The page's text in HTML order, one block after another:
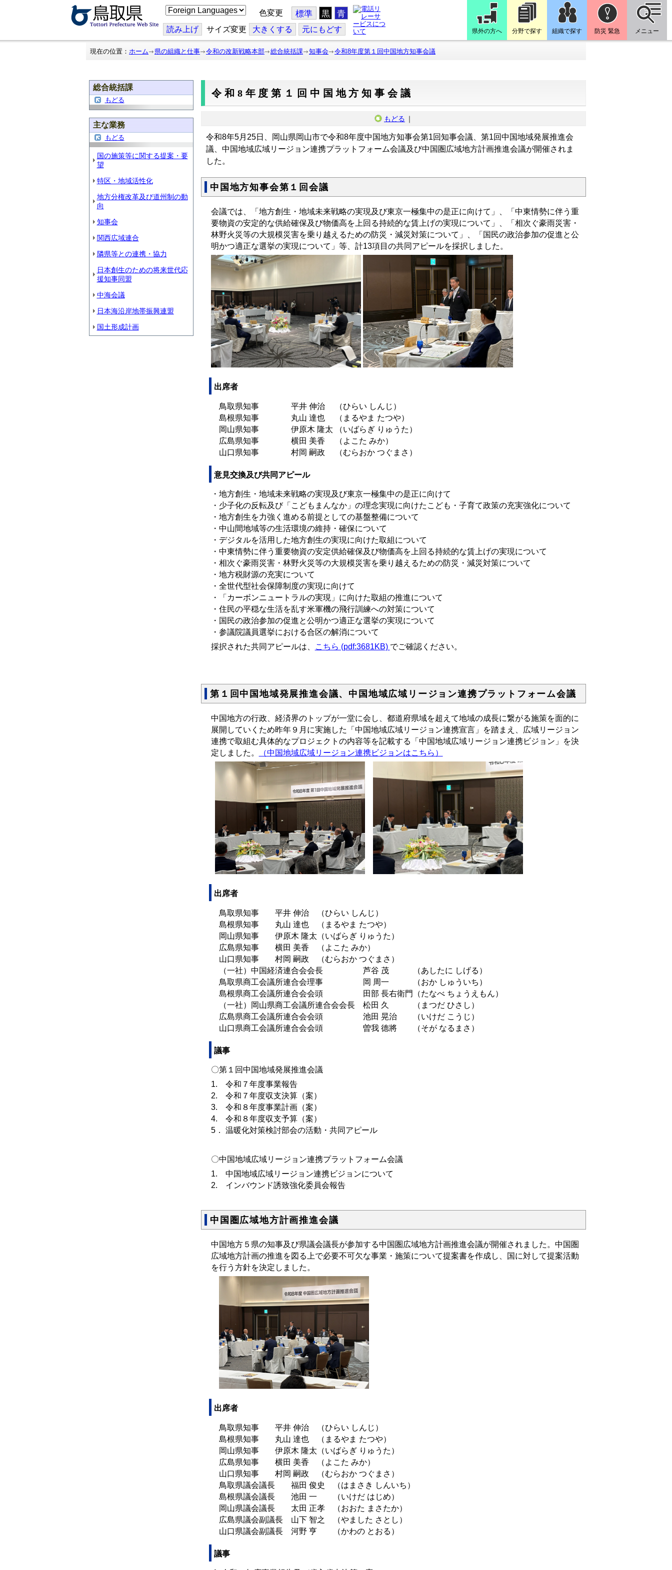
こ
の
ジ
を
翻
色変更 標準 黒 青
読み上げ サイズ変更 大きくする 元にもどす 県外の方へ 分野で探す 組織で探す 防災 緊急 メニュー
現在の位置： ホーム 県の組織と仕事 令和の改新戦略本部 総合統括課 知事会 令和8年度第１回中国地方知事会議
総合統括課
もどる
主な業務
もどる
国の施策等に関する提案・要
望
特区・地域活性化
地方分権改革及び道州制の動
向
知事会
関西広域連合
隣県等との連携・協力
日本創生のための将来世代応
援知事同盟
中海会議
日本海沿岸地帯振興連盟
国土形成計画
令和8年度第１回中国地方知事会議
もどる ｜
令和8年5月25日、岡山県岡山市で令和8年度中国地方知事会第1回知事会議、第1回中国地域発展推進会
議、中国地域広域リージョン連携プラットフォーム会議及び中国圏広域地方計画推進会議が開催されま
した。
中国地方知事会第１回会議
会議では、「 地方創生・地域未来戦略の実現及び東京一極集中の是正に向けて 」、「 中東情勢に伴う重
要物資の安定的な供給確保及び物価高を上回る持続的な賃上げの実現について 」、「相次ぐ豪雨災害・
林野火災等の大規模災害を乗り越えるための防災・減災対策について」、「国民の政治参加の促進と公
明かつ適正な選挙の実現について」等、計13項目の共同アピールを採択しました。
出席者
鳥取県知事 平井 伸治 （ひらい しんじ）
島根県知事 丸山 達也 （まるやま たつや）
岡山県知事 伊原木 隆太 （いばらぎ りゅうた）
広島県知事 横田 美香 （よこた みか）
山口県知事 村岡 嗣政 （むらおか つぐまさ）
意見交換及び共同アピール
・地方創生・地域未来戦略の実現及び東京一極集中の是正に向けて
・少子化の反転及び「こどもまんなか」の理念実現に向けたこども・子育て政策の充実強化について
・地方創生を力強く進める前提としての基盤整備について
・中山間地域等の生活環境の維持・確保について
・デジタルを活用した地方創生の実現に向けた取組について
・中東情勢に伴う重要物資の安定供給確保及び物価高を上回る持続的な賃上げの実現について
・相次ぐ豪雨災害・林野火災等の大規模災害を乗り越えるための防災・減災対策について
・地方税財源の充実について
・全世代型社会保障制度の実現に向けて
・「カーボンニュートラルの実現」に向けた取組の推進について
・住民の平穏な生活を乱す米軍機の飛行訓練への対策について
・国民の政治参加の促進と公明かつ適正な選挙の実現について
・参議院議員選挙における合区の解消について
採択された共同アピールは、
こちら (pdf:3681KB) でご確認ください。
第１回中国地域発展推進会議、中国地域広域リージョン連携プラットフォーム会議
中国地方の行政、経済界のトップが一堂に会し、都道府県域を超えて地域の成長に繋がる施策を面的に
展開していくため昨年９月に実施した「中国地域広域リージョン連携宣言」を踏まえ、広域リージョン
連携で取組む具体的なプロジェクトの内容等を記載する「中国地域広域リージョン連携ビジョン」を決
定しました。
（中国地域広域リージョン連携ビジョンはこちら）
出席者
鳥取県知事 平井 伸治 （ひらい しんじ）
島根県知事 丸山 達也 （まるやま たつや）
岡山県知事 伊原木 隆太（いばらぎ りゅうた）
広島県知事 横田 美香 （よこた みか）
山口県知事 村岡 嗣政 （むらおか つぐまさ）
（一社）中国経済連合会会長 芦谷 茂 （あしたに しげる）
鳥取県商工会議所連合会理事 岡 周一 （おか しゅういち）
島根県商工会議所連合会会頭 田部 長右衛門（たなべ ちょうえもん）
（一社）岡山県商工会議所連合会会長 松田 久 （まつだ ひさし）
広島県商工会議所連合会会頭 池田 晃治 （いけだ こうじ）
山口県商工会議所連合会会頭 曽我 德將 （そが なるまさ）
議事
〇第１回中国地域発展推進会議
1. 令和７年度事業報告
2. 令和７年度収支決算（案）
3. 令和８年度事業計画（案）
4. 令和８年度収支予算（案）
5． 温暖化対策検討部会の活動・共同アピール
〇中国地域広域リージョン連携プラットフォーム会議
1. 中国地域広域リージョン連携ビジョンについて
2. インバウンド誘致強化委員会報告
中国圏広域地方計画推進会議
中国地方５県の知事及び県議会議長が参加する中国圏広域地方計画推進会議が開催されました。中国圏
広域地方計画の推進を図る上で必要不可欠な事業・施策について提案書を作成し、国に対して提案活動
を行う方針を決定しました。
出席者
鳥取県知事 平井 伸治 （ひらい しんじ）
島根県知事 丸山 達也 （まるやま たつや）
岡山県知事 伊原木 隆太（いばらぎ りゅうた）
広島県知事 横田 美香 （よこた みか）
山口県知事 村岡 嗣政 （むらおか つぐまさ）
鳥取県議会議長 福田 俊史 （はまさき しんいち）
島根県議会議長 池田 一 （いけだ はじめ）
岡山県議会議長 太田 正孝 （おおた まさたか）
広島県議会副議長 山下 智之 （やました さとし）
山口県議会副議長 河野 亨 （かわの とおる）
議事